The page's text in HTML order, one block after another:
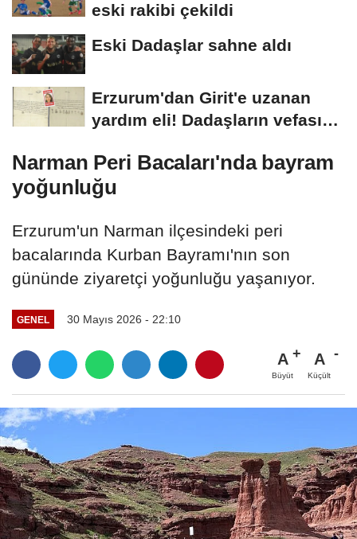
eski rakibi çekildi
Eski Dadaşlar sahne aldı
Erzurum'dan Girit'e uzanan
yardım eli! Dadaşların vefası
Narman Peri Bacaları'nda bayram
yoğunluğu
Erzurum'un Narman ilçesindeki peri
bacalarında Kurban Bayramı'nın son
gününde ziyaretçi yoğunluğu yaşanıyor.
GENEL 30 Mayıs 2026 - 22:10
A
Büyüt
A
Küçült